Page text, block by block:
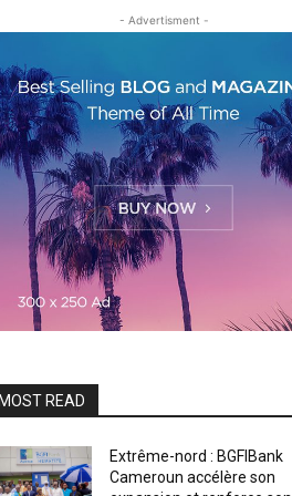
- Advertisment -
READ
Extrême-nord : BGFIBank
Cameroun accélère son